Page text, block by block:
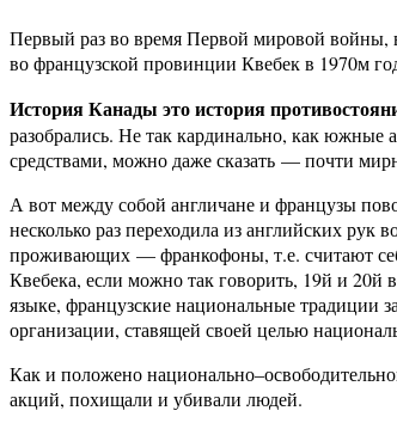
Первый раз во время Первой мировой войны,
во французской провинции Квебек в 1970м
История Канады это история
разобрались. Не так кардинально, как южные
средствами, можно даже сказать — почти
А вот между собой англичане и французы
несколько раз переходила из английских
проживающих — франкофоны, т.е. считают
Квебека, если можно так говорить, 19й и 20й
языке, французские национальные традиции
организации, ставящей своей целью
Как и положено
акций, похищали и убивали людей.